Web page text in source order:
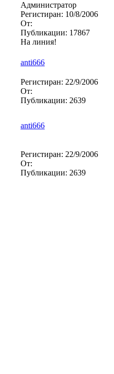
Администратор
Регистиран: 10/8/2006
От:
Публикации: 17867
На линия!
anti666
Регистиран: 22/9/2006
От:
Публикации: 2639
anti666
Регистиран: 22/9/2006
От:
Публикации: 2639